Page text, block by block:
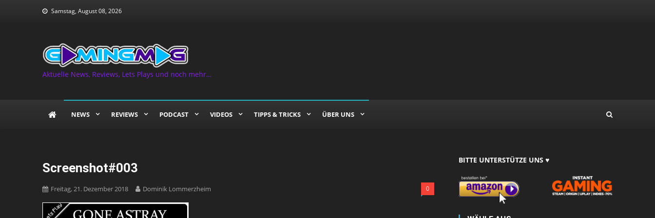
Samstag, August 08, 2026
Aktuelle News, Reviews, Lets Plays und noch mehr…
NEWS REVIEWS PODCAST VIDEOS TIPPS & TRICKS ÜBER UNS
Screenshot#003
Freitag, 21. Dezember 2018 Dominik Lommerzheim 0
BITTE UNTERSTÜTZE UNS ♥